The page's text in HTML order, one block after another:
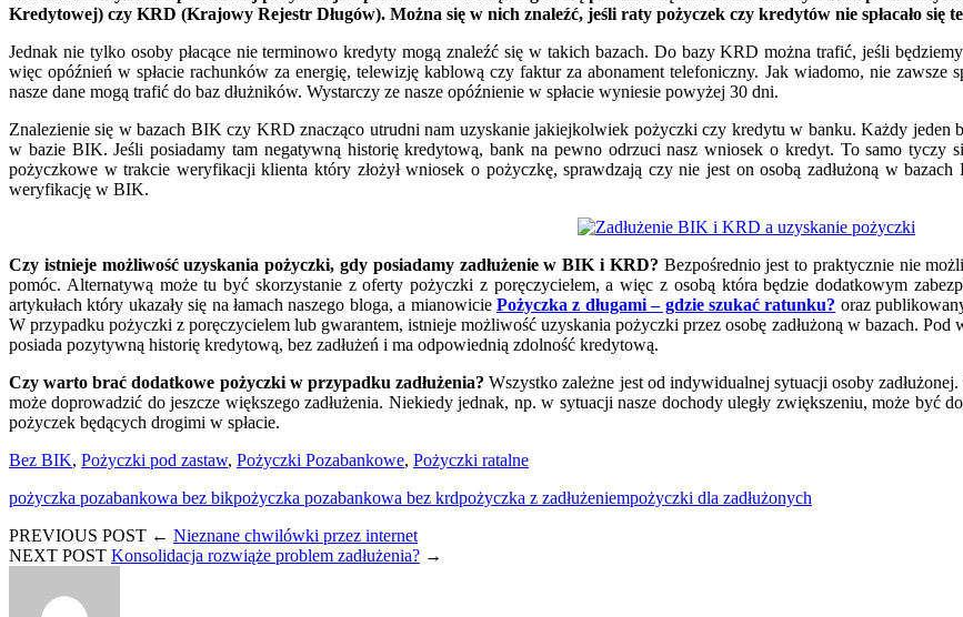
Kredytowej) czy KRD (Krajowy Rejestr Długów). Można się w nich znaleźć, jeśli raty pożyczek czy kredytów nie spłacało
Jednak nie tylko osoby płacące nie terminowo kredyty mogą znaleźć się w takich bazach. Do bazy KRD można trafić, jeśli
więc opóźnień w spłacie rachunków za energię, telewizję kablową czy faktur za abonament telefoniczny. Jak wiadomo, nie zawsze
nasze dane mogą trafić do baz dłużników. Wystarczy ze nasze opóźnienie w spłacie wyniesie powyżej 30 dni.
Znalezienie się w bazach BIK czy KRD znacząco utrudni nam uzyskanie jakiejkolwiek pożyczki czy kredytu w banku. Każdy jeden
w bazie BIK. Jeśli posiadamy tam negatywną historię kredytową, bank na pewno odrzuci nasz wniosek o kredyt. To samo
pożyczkowe w trakcie weryfikacji klienta który złożył wniosek o pożyczkę, sprawdzają czy nie jest on osobą zadłużoną w
weryfikację w BIK.
Czy istnieje możliwość uzyskania pożyczki, gdy posiadamy zadłużenie w BIK i KRD? Bezpośrednio jest to praktycznie nie
pomóc. Alternatywą może tu być skorzystanie z oferty pożyczki z poręczycielem, a więc z osobą która będzie dodatkowym
artykułach który ukazały się na łamach naszego bloga, a mianowicie Pożyczka z długami – gdzie szukać ratunku? oraz
W przypadku pożyczki z poręczycielem lub gwarantem, istnieje możliwość uzyskania pożyczki przez osobę zadłużoną w bazach.
posiada pozytywną historię kredytową, bez zadłużeń i ma odpowiednią zdolność kredytową.
Czy warto brać dodatkowe pożyczki w przypadku zadłużenia? Wszystko zależne jest od indywidualnej sytuacji osoby
może doprowadzić do jeszcze większego zadłużenia. Niekiedy jednak, np. w sytuacji nasze dochody uległy zwiększeniu, może być
pożyczek będących drogimi w spłacie.
Bez BIK, Pożyczki pod zastaw, Pożyczki Pozabankowe, Pożyczki ratalne
pożyczka pozabankowa bez bikpożyczka pozabankowa bez krdpożyczka z zadłużeniempożyczki dla zadłużonych
PREVIOUS POST ← Nieznane chwilówki przez internet
NEXT POST Konsolidacja rozwiąże problem zadłużenia? →